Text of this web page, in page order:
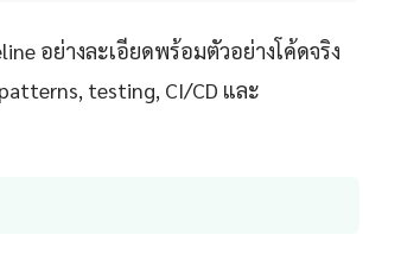
อย่างละเอียดพร้อมตัวอย่างโค้ดจริง
testing, CI/CD และ